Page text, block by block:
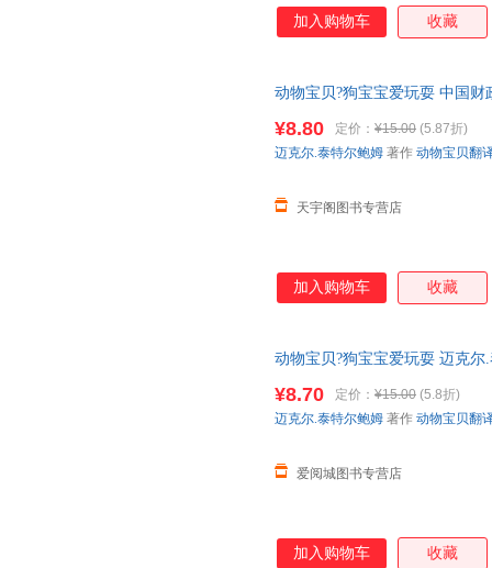
加入购物车 收藏
动物宝贝?狗宝宝爱玩耍 中国
¥8.80 定价： ¥15.00 (5.87折)
天宇阁图书专营店
迈克尔.泰特尔鲍姆 著作 动物宝贝翻
加入购物车 收藏
动物宝贝?狗宝宝爱玩耍 迈克
城市次日达，团购优惠咨询在
¥8.70 定价： ¥15.00 (5.8折)
爱阅城图书专营店
迈克尔.泰特尔鲍姆 著作 动物宝贝翻
加入购物车 收藏